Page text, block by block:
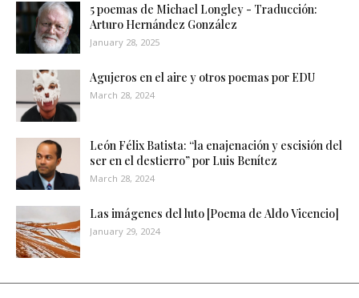
5 poemas de Michael Longley - Traducción:
Arturo Hernández González
January 28, 2025
Agujeros en el aire y otros poemas por EDU
March 28, 2024
León Félix Batista: “la enajenación y escisión del
ser en el destierro” por Luis Benítez
March 28, 2024
Las imágenes del luto [Poema de Aldo Vicencio]
January 29, 2024